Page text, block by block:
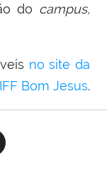
do campus,
no site da
Bom Jesus.